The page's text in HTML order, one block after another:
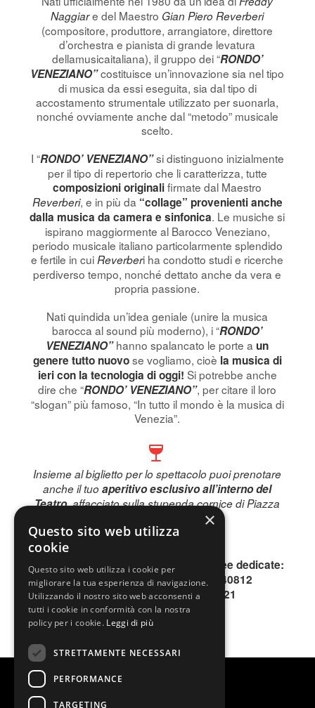
Naggiare del Maestro Gian Piero Reverberi
(compositore, produttore, arrangiatore, direttore
d’orchestra e pianista di grande levatura
dellamusicaitaliana), il gruppo dei “RONDO’
VENEZIANO”costituisce un’innovazione sia nel tipo
di musica da essi eseguita, sia dal tipo di
accostamento strumentale utilizzato per suonarla,
nonché ovviamente anche dal “metodo” musicale
scelto.
I “RONDO’ VENEZIANO”si distinguono inizialmente
per il tipo di repertorio che li caratterizza, tutte
composizioni originalifirmate dal Maestro
Reverberi, e in più da “collage” provenienti anche
dalla musica da camera e sinfonica. Le musiche si
ispirano maggiormente al Barocco Veneziano,
periodo musicale italiano particolarmente splendido
e fertile in cui Reverberi ha condotto studi e ricerche
perdiverso tempo, nonché dettato anche da vera e
propria passione.
Nati quindida un’idea geniale (unire la musica
barocca al sound più moderno), i “RONDO’
VENEZIANO”hanno spalancato le porte a un
genere tutto nuovose vogliamo, cioè la musica di
ieri con la tecnologia di oggi! Si potrebbe anche
dire che “RONDO’ VENEZIANO”, per citare il loro
“slogan” più famoso, “In tutto il mondo è la musica di
Venezia”.
Insieme al biglietto per lo spettacolo puoi prenotare
anche il tuoaperitivo esclusivo all’interno del
Teatro, affacciato sulla stupenda cornice di Piazza
Prenota subito!
Per informazioni, contattare le due linee dedicate:
INFOLINE 0200640813 o 0200640812
SMS o WhatsApp 344.1996621
×
Questo sito web utilizza
cookie
Questo sito web utilizza i cookie per
migliorare la tua esperienza di navigazione.
Utilizzando il nostro sito web acconsenti a
tutti i cookie in conformità con la nostra
policy per i cookie. Leggi di più
STRETTAMENTE NECESSARI
PERFORMANCE
TARGETING